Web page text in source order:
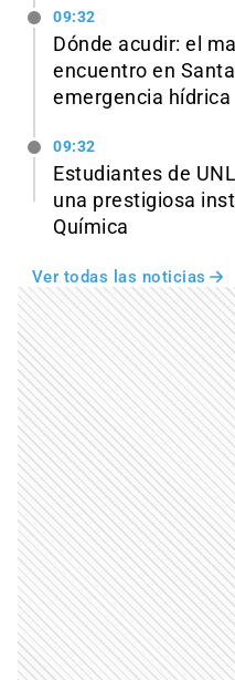
09:32
Dónde acudir: el
encuentro en
emergencia hídrica
09:32
Estudiantes de
una prestigiosa
Química
Ver todas las noticias